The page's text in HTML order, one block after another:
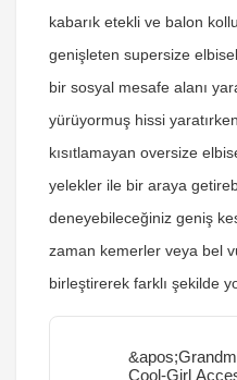
kabarık etekli ve balon
genişleten supersize
bir sosyal mesafe alanı
yürüyormuş hissi
kısıtlamayan oversize
yelekler ile bir araya
deneyebileceğiniz geniş
zaman kemerler veya bel
birleştirerek farklı şekilde
Cool-Girl